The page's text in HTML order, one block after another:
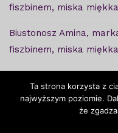
fiszbinem, miska
Biustonosz Amina,
fiszbinem, miska miękka
Copyright ©
Ta strona korzysta z
najwyższym poziomie.
że